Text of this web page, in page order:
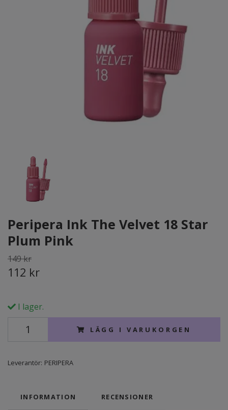
Peripera Ink The Velvet 18 Star
Plum Pink
149 kr
112 kr
I lager.
LÄGG I VARUKORGEN
Leverantör: PERIPERA
INFORMATION RECENSIONER